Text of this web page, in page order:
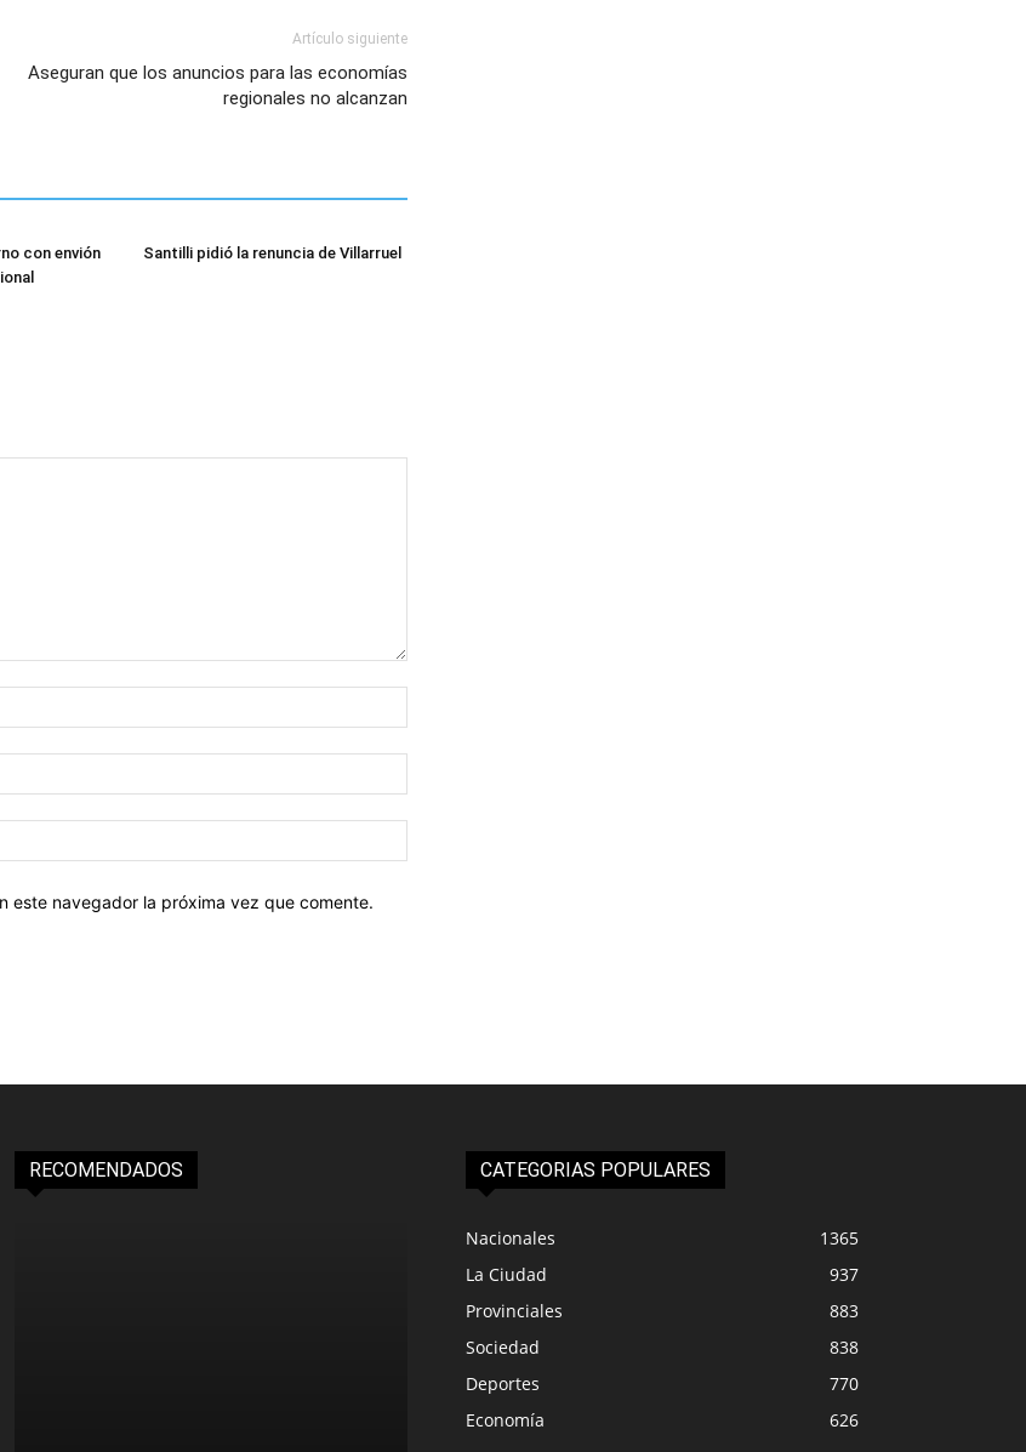
Artículo siguiente
Aseguran que los anuncios para las economías
regionales no alcanzan
con envión
Santilli pidió la renuncia de Villarruel
este navegador la próxima vez que comente.
RECOMENDADOS CATEGORIAS POPULARES
Nacionales
1365
La Ciudad
937
Provinciales
883
Sociedad
838
Deportes
770
Economía
626